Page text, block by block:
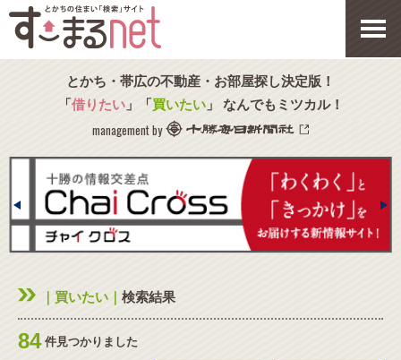
とかち・帯広の不動産・お部屋探し決定版！
「借りたい」「買いたい」 なんでもミツカル！
management by
｜買いたい｜ 検索結果
84 件見つかりました